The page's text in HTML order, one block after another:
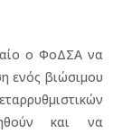
ο ΦοΔΣΑ να
ενός βιώσιμου
και να